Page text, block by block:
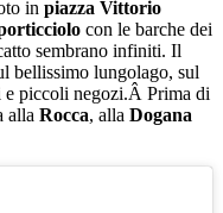
in piazza Vittorio
con le barche dei
sembrano infiniti. Il
bellissimo lungolago, sul
e piccoli negozi.Â Prima di
alla Rocca, alla Dogana